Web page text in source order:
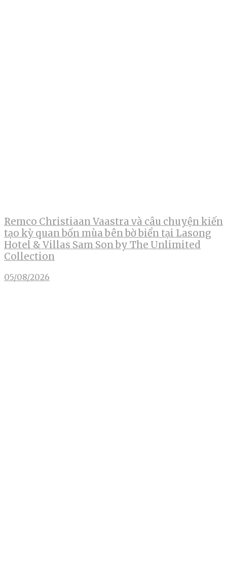
Remco Christiaan Vaastra và câu chuyện kiến
tạo kỳ quan bốn mùa bên bờ biển tại Lasong
Hotel & Villas Sam Son by The Unlimited
Collection
05/08/2026